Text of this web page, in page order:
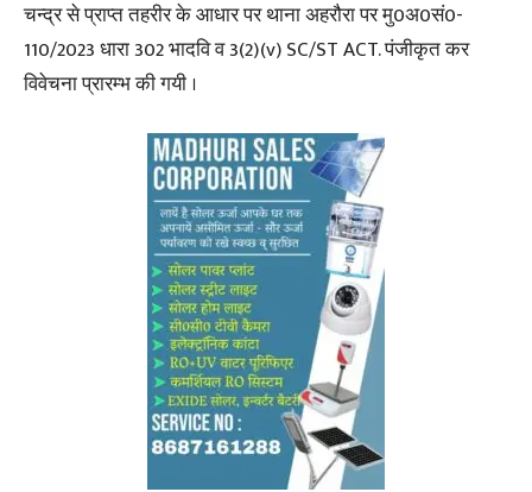
चन्द्र से प्राप्त तहरीर के आधार पर थाना अहरौरा पर मु0अ0सं0-
110/2023 धारा 302 भादवि व 3(2)(v) SC/ST ACT. पंजीकृत कर
विवेचना प्रारम्भ की गयी ।